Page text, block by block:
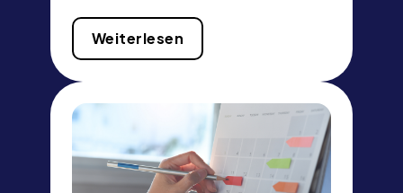
Weiterlesen